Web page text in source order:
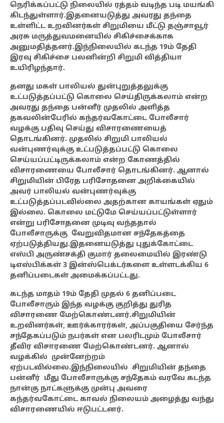
நெரிக்கப்பட்டு நிலையில் ரத்தம் வடிந்த படி மயங்கி
கிடந்துள்ளார்.இதனையடுத்து அவரது தந்தை
உள்ளிட்ட உறவினர்கள் சிறுமியை மீட்டு தஞ்சாவூர்
அரசு மருத்துவமனையில் சிகிச்சைக்காக
அனுமதித்தனர்.இந்நிலையில் கடந்த 19ம் தேதி
இரவு சிகிச்சை பலனின்றி சிறுமி வித்தியா
உயிரிழந்தார்.
தனது மகள் பாலியல் துன்புறுத்தலுக்கு
உட்படுத்தப்பட்டு கொலை செய்திருக்கலாம் என்ற
அவரது தந்தை பன்னீர் முதலில் அளித்த
தகவலின்பேரில் கந்தர்வகோட்டை போலீசார்
வழக்கு பதிவு செய்து விசாரணையைத்
தொடங்கினர். முதலில் சிறுமி பாலியல்
வன்புணர்வுக்கு உட்படுத்தப்பட்டு கொலை
செய்யப்பட்டிருக்கலாம் என்ற கோணத்தில்
விசாரணையை போலீசார் தொடங்கினர். ஆனால்
சிறுமியின் பிரேத பரிசோதனை அறிக்கையில்
அவர் பாலியல் வன்புணர்வுக்கு
உட்படுத்தப்படவில்லை‌ அதற்கான காயங்கள் ஏதும்
இல்லை. கொலை மட்டுமே செய்யப்பட்டுள்ளார்
என்று பரிசோதனை முடிவு வந்ததால்
போலீசாருக்கு வேறுவிதமான சந்தேகத்தை
ஏற்படுத்தியது.இதனையடுத்து புதுக்கோட்டை
எஸ்பி அருண்சக்தி குமார் தலைமையில் இரண்டு
டிஎஸ்பிக்கள் 3 இன்ஸ்பெக்டர்களை உள்ளடக்கிய 6
தனிப்படைகள் அமைக்கப்பட்டது.
கடந்த மாதம் 19ம் தேதி முதல் 6 தனிப்படை
போலீசாரும் இந்த வழக்கு குறித்து துரித
விசாரணை மேற்கொண்டனர்.சிறுமியின்
உறவினர்கள், ஊர்க்காரர்கள், அப்பகுதியை சேர்ந்த
சந்தேகப்படும் நபர்கள் என பலரிடமும் போலீசார்
தீவிர விசாரணை மேற்கொண்டனர். ஆனால்
வழக்கில் முன்னேற்றம்
ஏற்படவில்லை.இந்நிலையில் சிறுமியின் தந்தை
பன்னீர் மீது போலீசாருக்கு சந்தேகம் வரவே கடந்த
நான்கு நாட்களுக்கு முன்பு அவரை
கந்தர்வகோட்டை காவல் நிலையம் அழைத்து வந்து
விசாரணையில் ஈடுபட்டனர்.